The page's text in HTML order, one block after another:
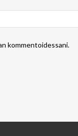
kommentoidessani.